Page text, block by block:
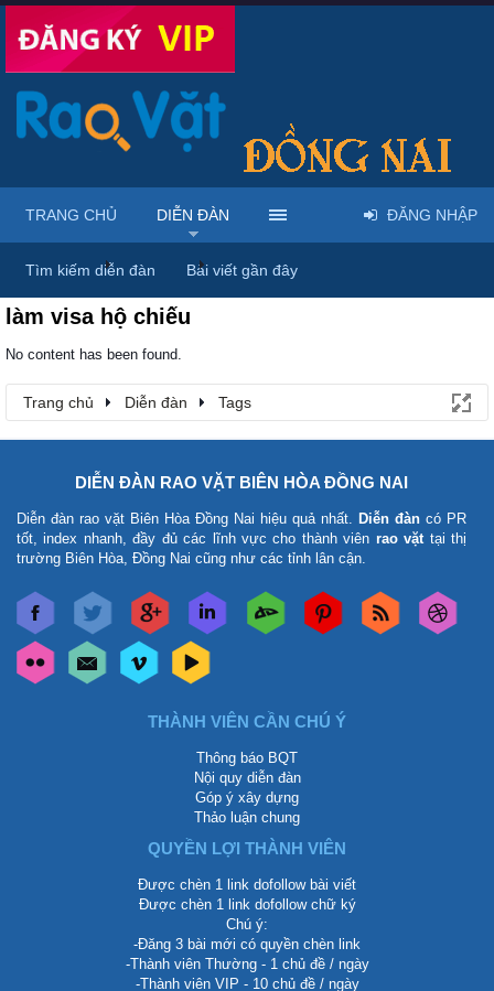
Trang chủ Diễn đàn Tags
làm visa hộ chiếu
No content has been found.
Trang chủ Diễn đàn Tags
TRANG CHỦ DIỄN ĐÀN
Tìm kiếm diễn đàn Bài viết gần đây
ĐĂNG NHẬP
DIỄN ĐÀN RAO VẶT BIÊN HÒA ĐỒNG NAI
Diễn đàn rao vặt Biên Hòa Đồng Nai hiệu quả nhất. Diễn đàn có PR
tốt, index nhanh, đầy đủ các lĩnh vực cho thành viên rao vặttại thị
trường Biên Hòa, Đồng Nai cũng như các tỉnh lân cận.
THÀNH VIÊN CẦN CHÚ Ý
Thông báo BQT
Nội quy diễn đàn
Góp ý xây dựng
Thảo luận chung
QUYỀN LỢI THÀNH VIÊN
Được chèn 1 link dofollow bài viết
Được chèn 1 link dofollow chữ ký
Chú ý:
-Đăng 3 bài mới có quyền chèn link
-Thành viên Thường - 1 chủ đề / ngày
-Thành viên VIP - 10 chủ đề / ngày